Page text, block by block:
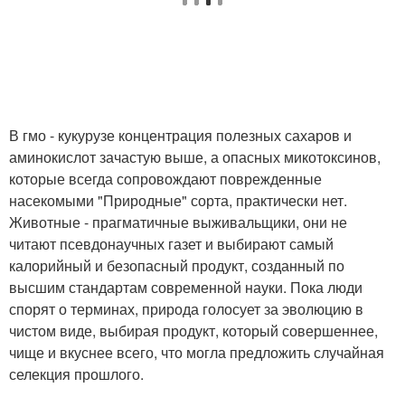
В гмо - кукурузе концентрация полезных сахаров и
аминокислот зачастую выше, а опасных микотоксинов,
которые всегда сопровождают поврежденные
насекомыми "Природные" сорта, практически нет.
Животные - прагматичные выживальщики, они не
читают псевдонаучных газет и выбирают самый
калорийный и безопасный продукт, созданный по
высшим стандартам современной науки. Пока люди
спорят о терминах, природа голосует за эволюцию в
чистом виде, выбирая продукт, который совершеннее,
чище и вкуснее всего, что могла предложить случайная
селекция прошлого.